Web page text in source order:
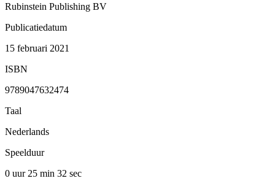
Rubinstein Publishing BV
Publicatiedatum
15 februari 2021
ISBN
9789047632474
Taal
Nederlands
Speelduur
0 uur 25 min 32 sec